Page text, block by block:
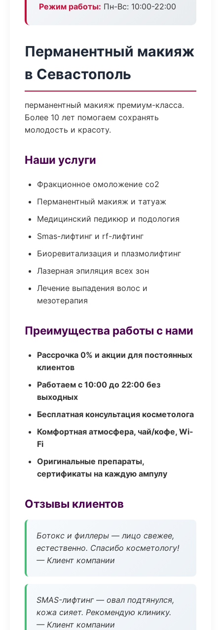
Режим работы: Пн-Вс: 10:00-22:00
Перманентный макияж
в Севастополь
перманентный макияж премиум-класса.
Более 10 лет помогаем сохранять
молодость и красоту.
Наши услуги
Фракционное омоложение co2
Перманентный макияж и татуаж
Медицинский педикюр и подология
Smas-лифтинг и rf-лифтинг
Биоревитализация и плазмолифтинг
Лазерная эпиляция всех зон
Лечение выпадения волос и
мезотерапия
Преимущества работы с нами
Рассрочка 0% и акции для постоянных
клиентов
Работаем с 10:00 до 22:00 без
выходных
Бесплатная консультация косметолога
Комфортная атмосфера, чай/кофе, Wi-
Fi
Оригинальные препараты,
сертификаты на каждую ампулу
Отзывы клиентов
Ботокс и филлеры — лицо свежее,
естественно. Спасибо косметологу!
— Клиент компании
SMAS-лифтинг — овал подтянулся,
кожа сияет. Рекомендую клинику.
— Клиент компании